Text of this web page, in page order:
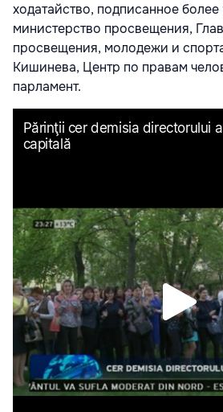
ходатайство, подписанное
министерство просвещения,
просвещения, молодежи и
Кишинева, Центр по правам
парламент.